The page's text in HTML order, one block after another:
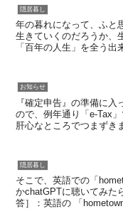
隠居暮し
年の暮れになって、ふと
生きていくのだろうか、
「百年の人生」を全う
お知らせ
『確定申告』の準備に
ので、例年通り「e-Tax
肝心なところでつまずき
隠居暮し
そこで、英語での「
かchatGPTに聴いてみた
答］：英語の 「